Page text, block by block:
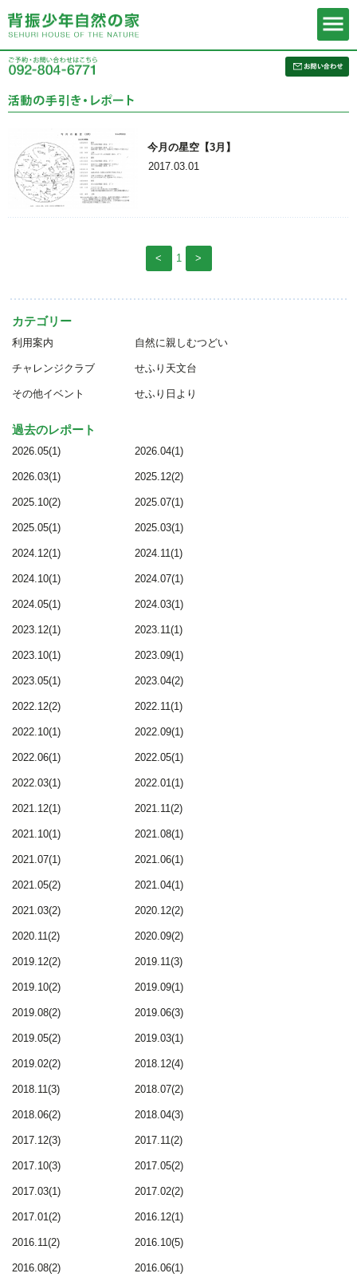
今月の星空【3月】
2017.03.01
< 1 >
カテゴリー
利用案内 自然に親しむつどい
チャレンジクラブ せふり天文台
その他イベント せふり日より
過去のレポート
2026.05(1) 2026.04(1)
2026.03(1) 2025.12(2)
2025.10(2) 2025.07(1)
2025.05(1) 2025.03(1)
2024.12(1) 2024.11(1)
2024.10(1) 2024.07(1)
2024.05(1) 2024.03(1)
2023.12(1) 2023.11(1)
2023.10(1) 2023.09(1)
2023.05(1) 2023.04(2)
2022.12(2) 2022.11(1)
2022.10(1) 2022.09(1)
2022.06(1) 2022.05(1)
2022.03(1) 2022.01(1)
2021.12(1) 2021.11(2)
2021.10(1) 2021.08(1)
2021.07(1) 2021.06(1)
2021.05(2) 2021.04(1)
2021.03(2) 2020.12(2)
2020.11(2) 2020.09(2)
2019.12(2) 2019.11(3)
2019.10(2) 2019.09(1)
2019.08(2) 2019.06(3)
2019.05(2) 2019.03(1)
2019.02(2) 2018.12(4)
2018.11(3) 2018.07(2)
2018.06(2) 2018.04(3)
2017.12(3) 2017.11(2)
2017.10(3) 2017.05(2)
2017.03(1) 2017.02(2)
2017.01(2) 2016.12(1)
2016.11(2) 2016.10(5)
2016.08(2) 2016.06(1)